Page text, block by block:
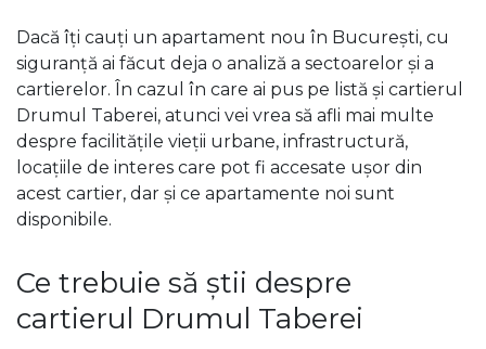
Dacă îți cauți un apartament nou în București, cu
siguranță ai făcut deja o analiză a sectoarelor și a
cartierelor. În cazul în care ai pus pe listă și cartierul
Drumul Taberei, atunci vei vrea să afli mai multe
despre facilitățile vieții urbane, infrastructură,
locațiile de interes care pot fi accesate ușor din
acest cartier, dar și ce apartamente noi sunt
disponibile.
Ce trebuie să știi despre
cartierul Drumul Taberei